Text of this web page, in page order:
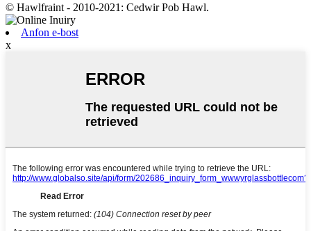
© Hawlfraint - 2010-2021: Cedwir Pob Hawl.
Anfon e-bost
x